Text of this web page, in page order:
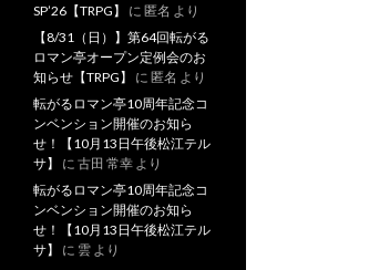
SP’26【TRPG】
に 匿名 より
【8/31（日）】第64回転がる
ロマン亭オープン定例会のお
知らせ【TRPG】
に 匿名 より
転がるロマン亭10周年記念コ
ンベンション開催のお知ら
せ！【10月13日午後松江テル
サ】
に 古田 常幸 より
転がるロマン亭10周年記念コ
ンベンション開催のお知ら
せ！【10月13日午後松江テル
サ】
に 雲 より